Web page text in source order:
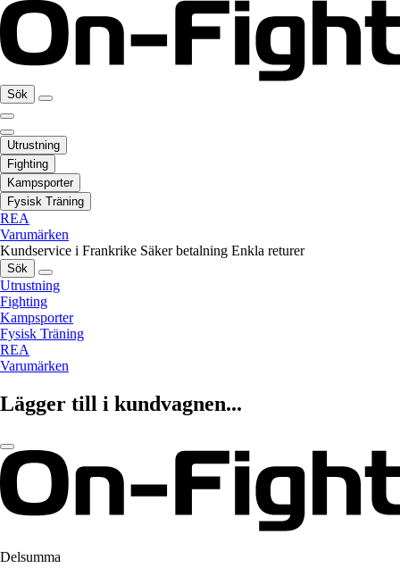
Sök
Utrustning
Fighting
Kampsporter
Fysisk Träning
REA
Varumärken
Kundservice i Frankrike Säker betalning Enkla returer
Sök
Utrustning
Fighting
Kampsporter
Fysisk Träning
REA
Varumärken
Lägger till i kundvagnen...
Delsumma